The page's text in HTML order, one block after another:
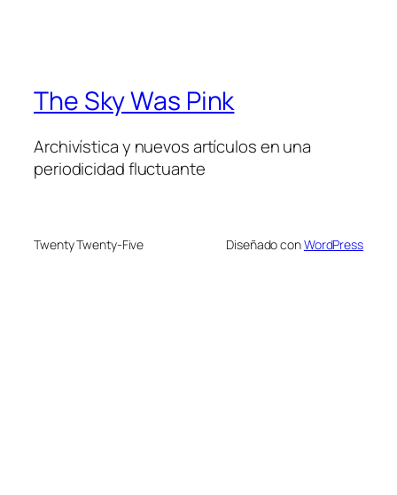
The Sky Was Pink
Archivística y nuevos artículos en una
periodicidad fluctuante
Twenty Twenty-Five Diseñado conWordPress